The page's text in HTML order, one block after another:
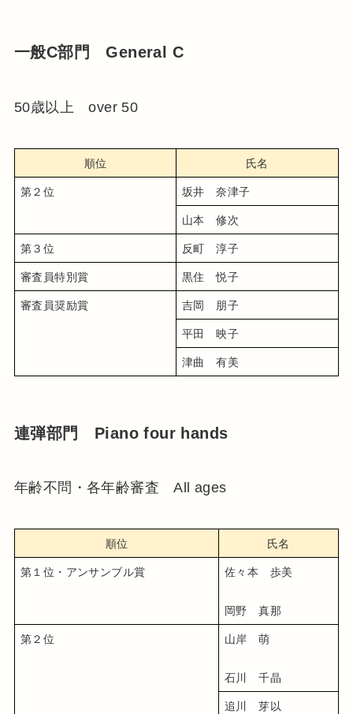
一般C部門 General C
50歳以上 over 50
順位 氏名
第２位 坂井　奈津子
山本　修次
第３位 反町　淳子
審査員特別賞 黒住　悦子
審査員奨励賞 吉岡　朋子
平田　映子
津曲　有美
連弾部門 Piano four hands
年齢不問・各年齢審査 All ages
順位 氏名
第１位・アンサンブル賞 佐々本　歩美
岡野　真那
第２位 山岸　萌
石川　千晶
追川　芽以